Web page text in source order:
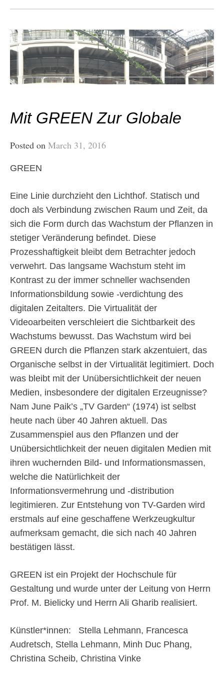
Mit GREEN Zur Globale
Posted on March 31, 2016
GREEN
Eine Linie durchzieht den Lichthof. Statisch und
doch als Verbindung zwischen Raum und Zeit, da
sich die Form durch das Wachstum der Pflanzen in
stetiger Veränderung befindet. Diese
Prozesshaftigkeit bleibt dem Betrachter jedoch
verwehrt. Das langsame Wachstum steht im
Kontrast zu der immer schneller wachsenden
Informationsbildung sowie -verdichtung des
digitalen Zeitalters. Die Virtualität der
Videoarbeiten verschleiert die Sichtbarkeit des
Wachstums bewusst. Das Wachstum wird bei
GREEN durch die Pflanzen stark akzentuiert, das
Organische selbst in der Virtualität legitimiert. Doch
was bleibt mit der Unübersichtlichkeit der neuen
Medien, insbesondere der digitalen Erzeugnisse?
Nam June Paik’s „TV Garden“ (1974) ist selbst
heute nach über 40 Jahren aktuell. Das
Zusammenspiel aus den Pflanzen und der
Unübersichtlichkeit der neuen digitalen Medien mit
ihren wuchernden Bild- und Informationsmassen,
welche die Natürlichkeit der
Informationsvermehrung und -distribution
legitimieren. Zur Entstehung von TV-Garden wird
erstmals auf eine geschaffene Werkzeugkultur
aufmerksam gemacht, die sich nach 40 Jahren
bestätigen lässt.
GREEN ist ein Projekt der Hochschule für
Gestaltung und wurde unter der Leitung von Herrn
Prof. M. Bielicky und Herrn Ali Gharib realisiert.
Künstler*innen: Stella Lehmann, Francesca
Audretsch, Stella Lehmann, Minh Duc Phang,
Christina Scheib, Christina Vinke